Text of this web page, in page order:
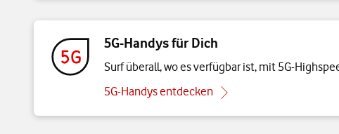
5G-Handys für Dich
Surf überall, wo es verfügbar ist, mit 5G-
5G-Handys entdecken